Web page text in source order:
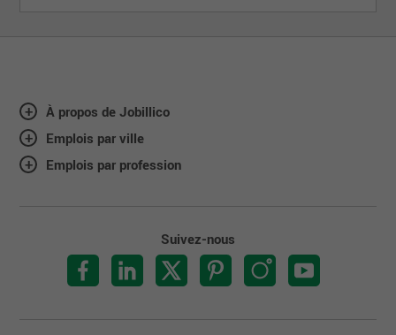
À propos de Jobillico
Emplois par ville
Emplois par profession
Suivez-nous